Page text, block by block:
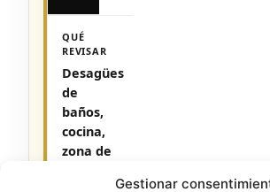
Gestionar
Desagües
de
baños,
cocina,
zona de